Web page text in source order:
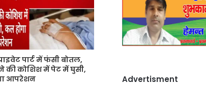
पार्ट में फंसी बोतल,
की कोशिश में पेट में घुसी,
आपरेशन
Advertisment